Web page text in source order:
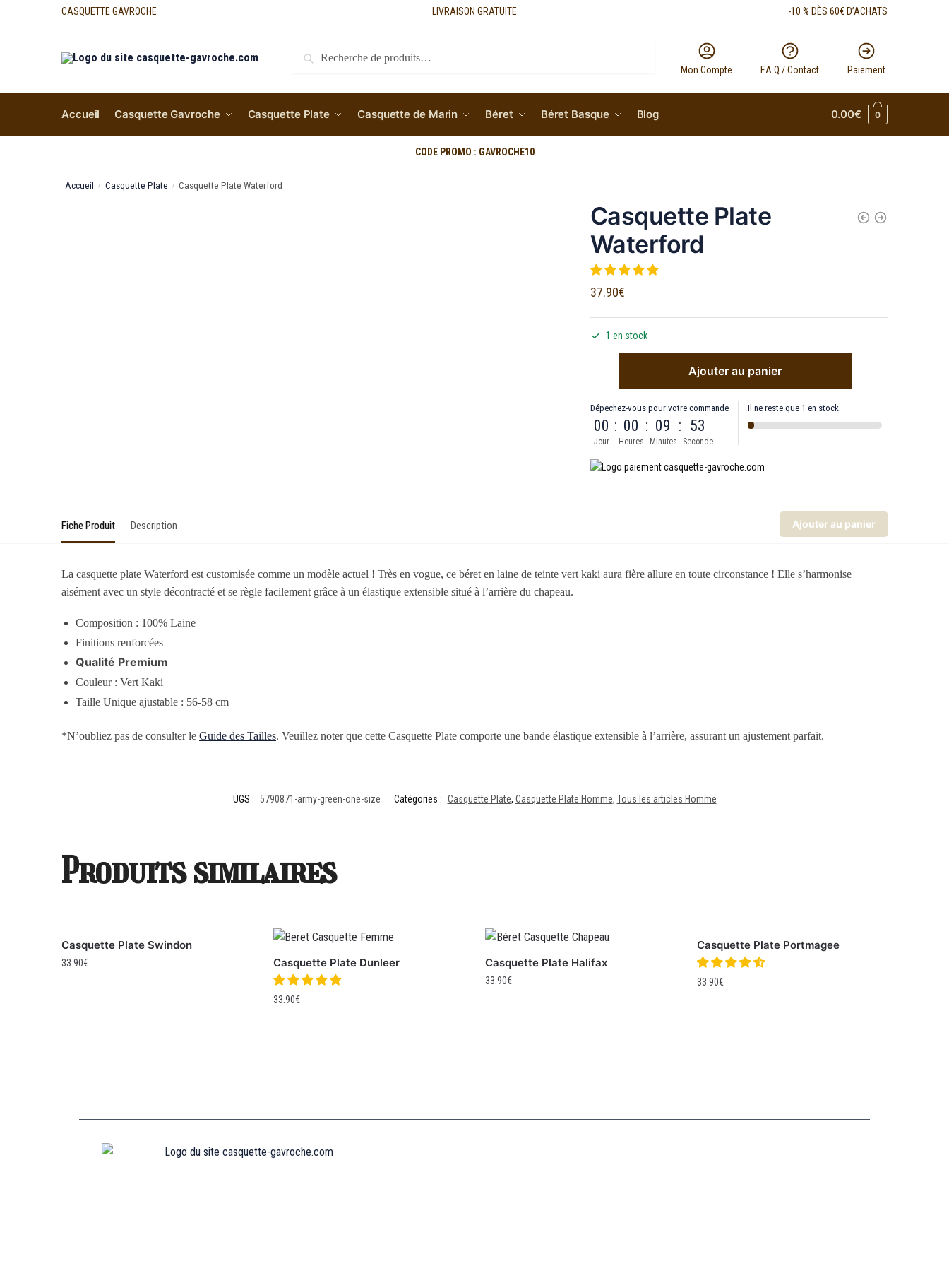
CASQUETTE GAVROCHE LIVRAISON GRATUITE -10 % DÈS 60€ D’ACHATS
Recherche
Mon Compte F.A.Q / Contact Paiement
Accueil Casquette Gavroche Casquette Plate Casquette de Marin Béret Béret Basque Blog 0.00€ 0
CODE PROMO : GAVROCHE10
Accueil / Casquette Plate / Casquette Plate Waterford
Casquette Plate
Waterford
37.90€
1 en stock
Ajouter au panier
Dépechez-vous pour votre commande
00
Jour
: 00
Heures
: 09
Minutes
: 53
Seconde
Il ne reste que 1 en stock
Fiche Produit Description Ajouter au panier
La casquette plate Waterford est customisée comme un modèle actuel ! Très en vogue, ce béret en laine de teinte vert kaki aura fière allure en toute circonstance ! Elle s’harmonise
aisément avec un style décontracté et se règle facilement grâce à un élastique extensible situé à l’arrière du chapeau.
Composition : 100% Laine
Finitions renforcées
Qualité Premium
Couleur : Vert Kaki
Taille Unique ajustable : 56-58 cm
*N’oubliez pas de consulter leGuide des Tailles. Veuillez noter que cette Casquette Plate comporte une bande élastique extensible à l’arrière, assurant un ajustement parfait.
UGS : 5790871-army-green-one-size Catégories : Casquette Plate, Casquette Plate Homme, Tous les articles Homme
Produits similaires
Casquette Plate Swindon
33.90€ Casquette Plate Dunleer
33.90€
Casquette Plate Halifax
33.90€
Casquette Plate Portmagee
33.90€